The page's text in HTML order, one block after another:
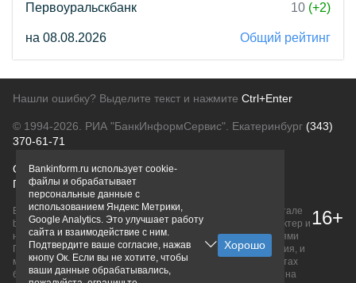
Первоуральскбанк
10 (+2)
на 08.08.2026 Общий рейтинг
Нашли ошибку? Выделите текст и нажмите Ctrl+Enter
© 1994-2026. РИА "БанкИнформСервис". Екатеринбург (343)
370-61-71
О проектеПолитика конфиденциальности
Правовая информацияДля рекламодателей
Вся информация о продуктах банков, размещенная на портале
bankinform.ru, носит исключительно ознакомительный характер и
не является публичной офертой, определяемой положениями
ГК РФ. Информация не содержит точного и полного описания, и
может быть изменена. Конечные условия уточняйте на сайтах
банков или при личном обращении. Исключительное право на
16+
Bankinform.ru использует cookie-
файлы и обрабатывает
персональные данные с
использованием Яндекс Метрики,
Google Analytics. Это улучшает работу
сайта и взаимодействие с ним.
Подтвердите ваше согласие, нажав
кнопу Ок. Если вы не хотите, чтобы
ваши данные обрабатывались,